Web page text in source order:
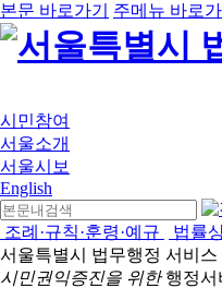
본문 바로가기 주메뉴 바로가
시민참여
서울소개
서울시보
English
조례·규칙·훈령·예규 법률
서울특별시 법무행정 서비스
시민권익증진을 위한행정서